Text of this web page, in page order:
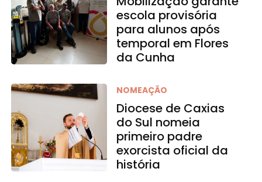
escola provisória
para alunos após
temporal em Flores
da Cunha
NOMEAÇÃO
Diocese de Caxias
do Sul nomeia
primeiro padre
exorcista oficial da
história